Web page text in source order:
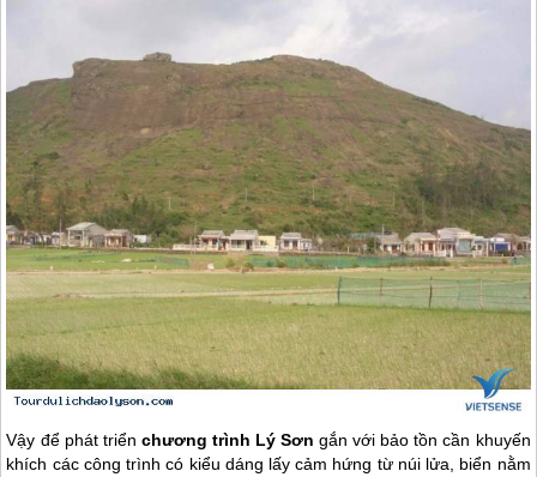
Vậy để phát triển chương trình Lý Sơn gắn với bảo tồn cần khuyến
khích các công trình có kiểu dáng lấy cảm hứng từ núi lửa, biển nằm